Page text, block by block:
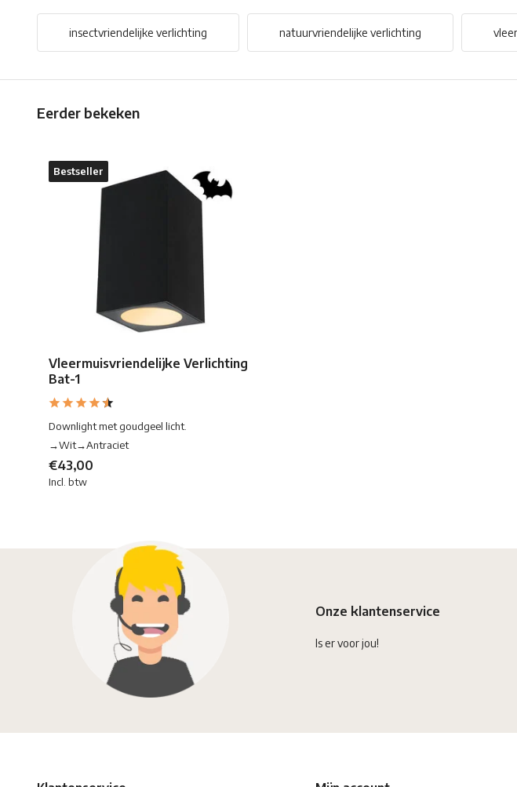
insectvriendelijke verlichting natuurvriendelijke verlichting
Eerder bekeken
Bestseller
Vleermuisvriendelijke Verlichting
Bat-1
Downlight met goudgeel licht.
→Wit→Antraciet
€43,00
Incl. btw
Onze klantenservice
Is er voor jou!